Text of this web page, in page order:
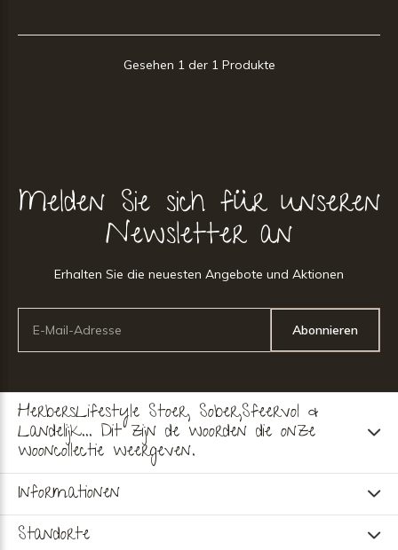
Gesehen 1 der 1 Produkte
Melden Sie sich für unseren
Newsletter an
Erhalten Sie die neuesten Angebote und Aktionen
Abonnieren
HerbersLifestyle Stoer, Sober,Sfeervol &
Landelijk... Dit zijn de woorden die onze
wooncollectie weergeven.
Informationen
Standorte